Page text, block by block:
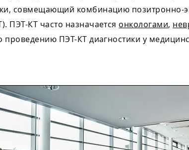
совмещающий комбинацию позитронно-
ПЭТ-КТ часто назначается онкологами,
проведению ПЭТ-КТ диагностики у